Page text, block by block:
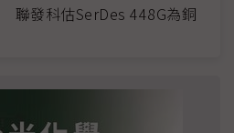
聯發科估SerDes 448G為銅